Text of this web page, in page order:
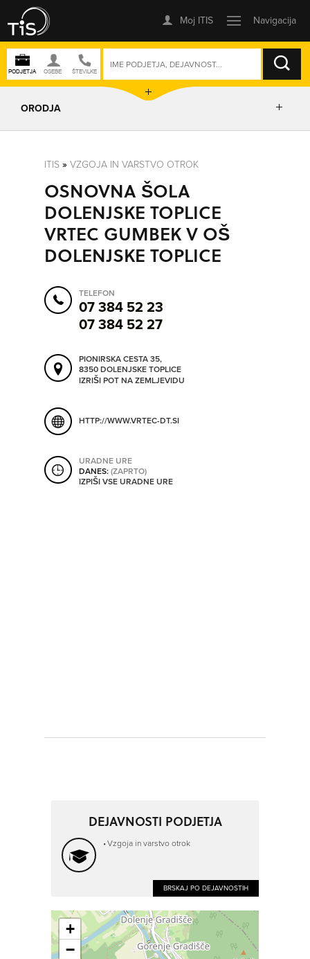
ISKANJE
SO ODPRTA V
ORODJA
POSLOVNE ENOTE
IZRIŠI POT
ORODJA
SHRANI V MOJ ITIS
ITIS » VZGOJA IN VARSTVO OTROK
OSNOVNA ŠOLA
DOLENJSKE TOPLICE
VRTEC GUMBEK V OŠ
DOLENJSKE TOPLICE
TELEFON
07 384 52 23
07 384 52 27
PIONIRSKA CESTA 35,
8350 DOLENJSKE TOPLICE
IZRIŠI POT NA ZEMLJEVIDU
HTTP://WWW.VRTEC-DT.SI
URADNE URE
DANES:(ZAPRTO)
IZPIŠI VSE URADNE URE
DEJAVNOSTI PODJETJA
Vzgoja in varstvo otrok
BRSKAJ PO DEJAVNOSTIH
+
−